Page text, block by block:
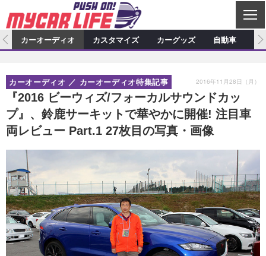
C
L
S
E
カーオーディオ
プロショップ検索 ショップ訪問記
カーオーディオニュース デモカー製作記
その他
カスタマイズ特集記事 カスタマイズ新製品情報
カスタマイズニュース
カーグッズ
カーグッズ特集記事 カーグッズ新製品情報
自動車
カーオーディオ カスタマイズ カーグッズ 自動車
『2016 ビーウィズ/フォーカルサウンドカッ
プ』、鈴鹿サーキットで華やかに開催! 注目車
両レビュー Part.1 27枚目の写真・画像
カーオーディオ カーオーディオ特集記事 2016年11月28日（月）